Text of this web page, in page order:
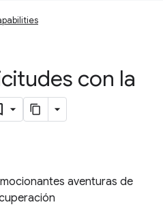
con la
aventuras de